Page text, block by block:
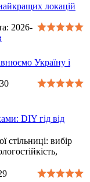
локацій
2026-
Україну і
DIY гід від
стільниці: вибір